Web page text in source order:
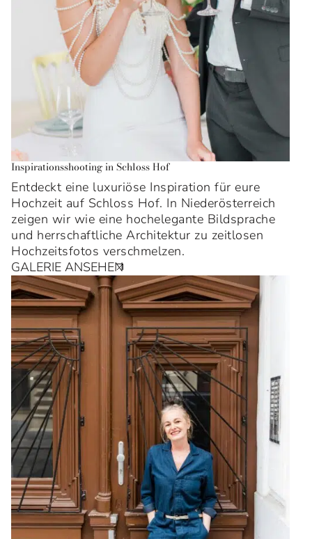
Inspirationsshooting in Schloss Hof
Entdeckt eine luxuriöse Inspiration für eure
Hochzeit auf Schloss Hof. In Niederösterreich
zeigen wir wie eine hochelegante Bildsprache
und herrschaftliche Architektur zu zeitlosen
Hochzeitsfotos verschmelzen.
GALERIE ANSEHEN